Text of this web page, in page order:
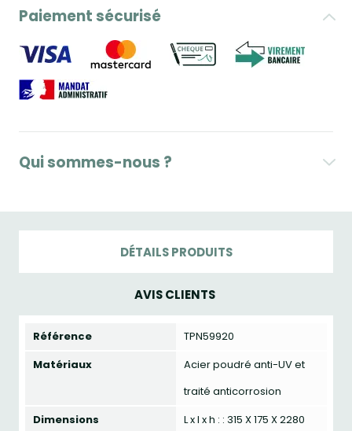
Paiement sécurisé
Qui sommes-nous ?
DÉTAILS PRODUITS
AVIS CLIENTS
Référence
TPN59920
Matériaux
Acier poudré anti-UV et
traité anticorrosion
Dimensions
L x l x h : : 315 X 175 X 2280